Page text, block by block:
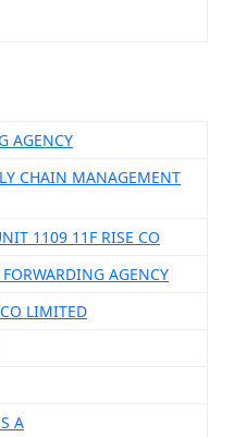
AGENCY
CHAIN MANAGEMENT
1109 11F RISE CO
AGENCY
LIMITED
A